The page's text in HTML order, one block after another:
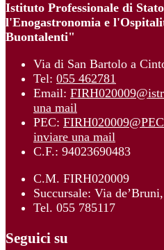
Istituto Professionale di
l'Enogastronomia e
Buontalenti"
Via di San Bartolo a
Tel: 055 462781
Email:
una mail
PEC:
inviare una mail
C.F.: 94023690483
C.M. FIRH020009
Succursale: Via
Tel. 055 785117
Seguici su